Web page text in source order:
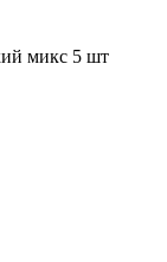
микс 5 шт